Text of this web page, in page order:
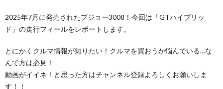
2025年7月に発売されたプジョー3008！今回は「GTハイブリッ
ド」の走行フィールをレポートします。
とにかくクルマ情報が知りたい！クルマを買おうか悩んでいる…な
んて方は必見！
動画がイイネ！と思った方はチャンネル登録よろしくお願いしま
す！！